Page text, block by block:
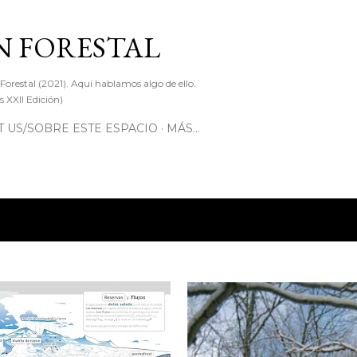
FORESTAL
(2021). Aquí hablamos algo de ello.
XXII Edición)
US/SOBRE ESTE ESPACIO MÁS…